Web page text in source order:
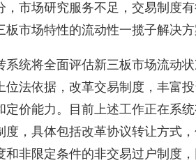
，市场研究服务不足，交易制度
市场特性的流动性一揽子解决方
系统将全面评估新三板市场流动
位法依据，改革交易制度，丰富
定价能力。目前上述工作正在系
度，具体包括改革协议转让方式
和非限定条件的非交易过户制度